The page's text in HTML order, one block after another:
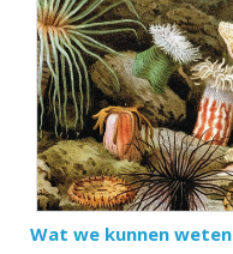
Wat we kunnen weten